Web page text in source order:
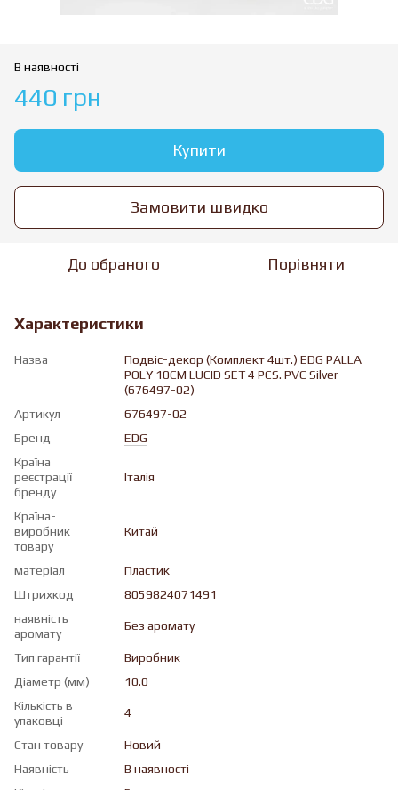
В наявності
440 грн
Купити
Замовити швидко
До обраного Порівняти
Характеристики
Назва
Подвiс-декор (Комплект 4шт.) EDG PALLA
POLY 10CM LUCID SET 4 PCS. PVC Silver
(676497-02)
Артикул
676497-02
Бренд
EDG
Країна
реєстрації
бренду
Італія
Країна-
виробник
товару
Китай
матеріал
Пластик
Штрихкод
8059824071491
наявність
аромату
Без аромату
Тип гарантії
Виробник
Діаметр (мм)
10.0
Кількість в
упаковці
4
Стан товару
Новий
Наявність
В наявності